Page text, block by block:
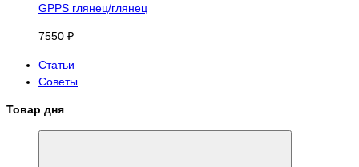
GPPS глянец/глянец
7550 ₽
Статьи
Советы
Товар дня